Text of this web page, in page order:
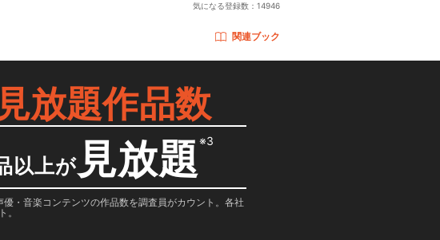
気になる登録数： 14946
関連ブック
放題作品数
以上が 見放題※3
・音楽コンテンツの作品数を調査員がカウント。各社
。